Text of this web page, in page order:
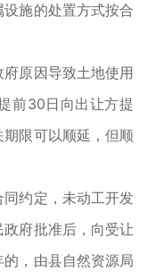
施的处置方式按合
原因导致土地使用
前30日向出让方提
限可以顺延，但顺
约定，未动工开发
府批准后，向受让
，由县自然资源局